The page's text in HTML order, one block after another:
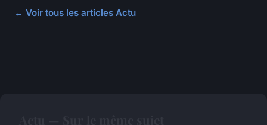
← Voir tous les articles Actu